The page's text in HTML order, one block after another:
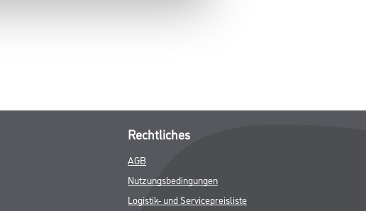
Rechtliches
AGB
Nutzungsbedingungen
Logistik- und Servicepreisliste